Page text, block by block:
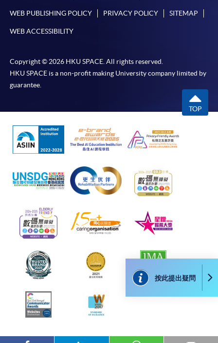
按此提出疑問
折
WEB PUBLISHING POLICY PRIVACY POLICY SITEMAP
WEB ACCESSIBILITY
Copyright © 2026 HKU SPACE. All rights reserved.
HKU SPACE is a non-profit making University company limited by
guarantee.
TOP